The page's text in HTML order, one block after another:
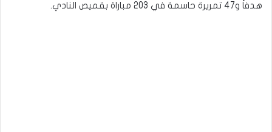
هدفاً و47 تمريرة حاسمة في 203 مباراة بقميص النادي.